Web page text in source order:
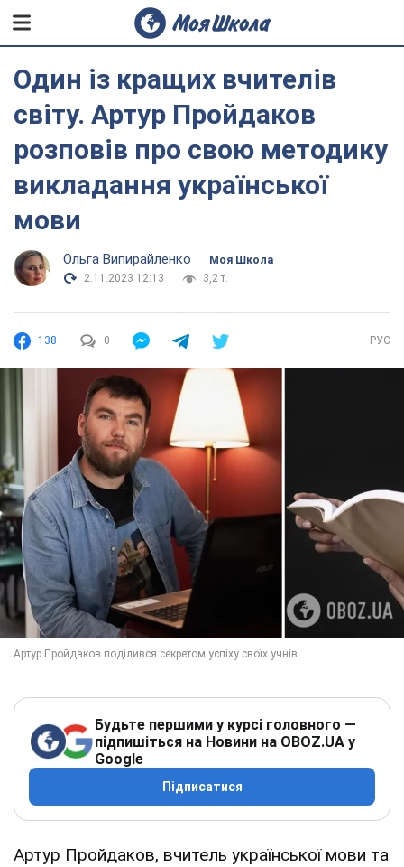
Один із кращих вчителів
світу. Артур Пройдаков
розповів про свою методику
викладання української
мови
Ольга Випирайленко
Моя Школа
2.11.2023 12:13
3,2 т.
138 0 РУС
Будьте першими у курсі головного —
підпишіться на Новини на OBOZ.UA у
Google
Підписатися
Артур Пройдаков, вчитель української мови та